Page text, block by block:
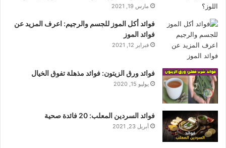
مارس 19, 2021
فوائد أكل الموز للجسم والرجيم: اعرف المزيد عن
فوائد الموز
فبراير 12, 2021
فوائد ورق الزيتون: فوائد مذهلة تفوق الخيال
يوليو 15, 2020
فوائد السردين المعلب: 20 فائدة صحية
أبريل 23, 2021